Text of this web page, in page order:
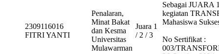
2309116016
FITRI YANTI
Penalaran,
Minat Bakat
dan Kesma
Universitas
Mulawarman
Juara 1
/ 2 / 3
Sebagai
kegiatan
Mahasiswa
No Sertifikat :
003/